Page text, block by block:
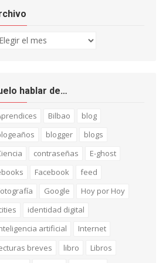
hablar de…
Bilbao
blog
blogger
blogs
contraseñas
E-ghost
Facebook
feed
Google
Hoy por Hoy
identidad digital
artificial
Internet
breves
libro
Libros